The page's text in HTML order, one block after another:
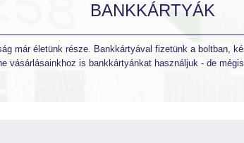
BANKKÁRTYÁK
már életünk része. Bankkártyával fizetünk a boltban,
vásárlásainkhoz is bankkártyánkat használjuk - de